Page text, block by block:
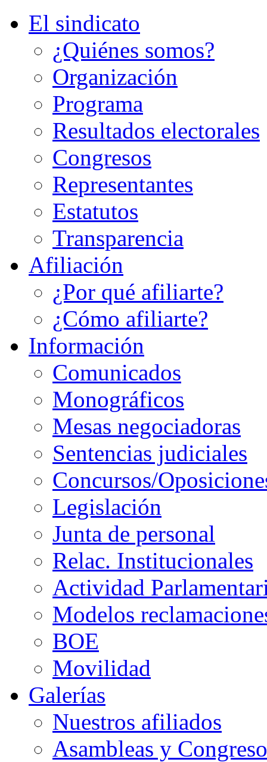
El sindicato
¿Quiénes somos?
Organización
Programa
Resultados electorales
Congresos
Representantes
Estatutos
Transparencia
Afiliación
¿Por qué afiliarte?
¿Cómo afiliarte?
Información
Comunicados
Monográficos
Mesas negociadoras
Sentencias judiciales
Concursos/
Legislación
Junta de personal
Relac. Institucionales
Actividad
Modelos
BOE
Movilidad
Galerías
Nuestros afiliados
Asambleas y